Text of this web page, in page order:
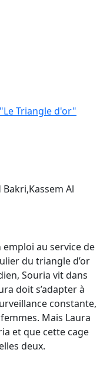
Triangle d'or"
Al
emploi au service de
du triangle d’or
Souria vit dans
doit s’adapter à
constante,
Mais Laura
et que cette cage
deux.